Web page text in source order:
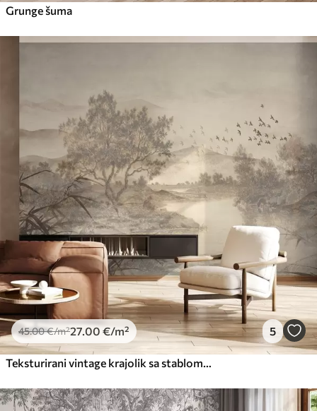
Grunge šuma
45.00€/m²27 .00 €/m² 5